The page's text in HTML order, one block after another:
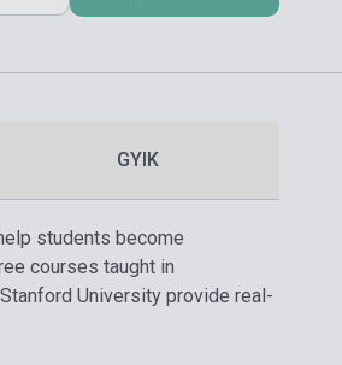
GYIK
students become
courses taught in
University provide real-